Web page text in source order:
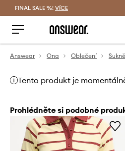
FINAL SALE %! VÍCE
Answear Ona Oblečení Sukně
Tento produkt je
Prohlédněte si podobné